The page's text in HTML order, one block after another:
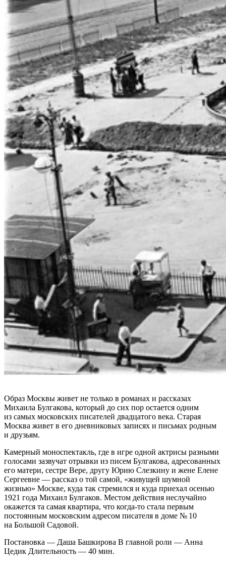
Образ Москвы живет не только в романах и рассказах
Михаила Булгакова, который до сих пор остается одним
из самых московских писателей двадцатого века. Старая
Москва живет в его дневниковых записях и письмах родным
и друзьям.
Камерный моноспектакль, где в игре одной актрисы разными
голосами зазвучат отрывки из писем Булгакова, адресованных
его матери, сестре Вере, другу Юрию Слезкину и жене Елене
Сергеевне — рассказ о той самой, «живущей шумной
жизнью» Москве, куда так стремился и куда приехал осенью
1921 года Михаил Булгаков. Местом действия неслучайно
окажется та самая квартира, что когда‑то стала первым
постоянным московским адресом писателя в доме № 10
на Большой Садовой.
Постановка — Даша Башкирова В главной роли — Анна
Цедик Длительность — 40 мин.